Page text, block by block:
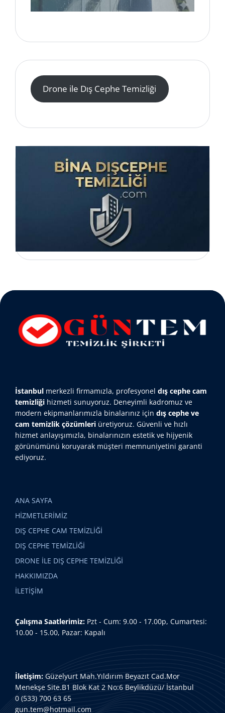
Drone ile Dış Cephe Temizliği
İstanbul merkezli firmamızla, profesyonel dış cephe cam
temizliği hizmeti sunuyoruz. Deneyimli kadromuz ve
modern ekipmanlarımızla binalarınız için dış cephe ve
cam temizlik çözümleri üretiyoruz. Güvenli ve hızlı
hizmet anlayışımızla, binalarınızın estetik ve hijyenik
görünümünü koruyarak müşteri memnuniyetini garanti
ediyoruz.
ANA SAYFA
HİZMETLERİMİZ
DIŞ CEPHE CAM TEMİZLİĞİ
DIŞ CEPHE TEMİZLİĞİ
DRONE İLE DIŞ CEPHE TEMİZLİĞİ
HAKKIMIZDA
İLETİŞİM
Çalışma Saatlerimiz: Pzt - Cum: 9.00 - 17.00p, Cumartesi:
10.00 - 15.00, Pazar: Kapalı
İletişim: Güzelyurt Mah.Yıldırım Beyazıt Cad.Mor
Menekşe Site.B1 Blok Kat 2 No:6 Beylikdüzü/ İstanbul
0 (533) 700 63 65
gun.tem@hotmail.com